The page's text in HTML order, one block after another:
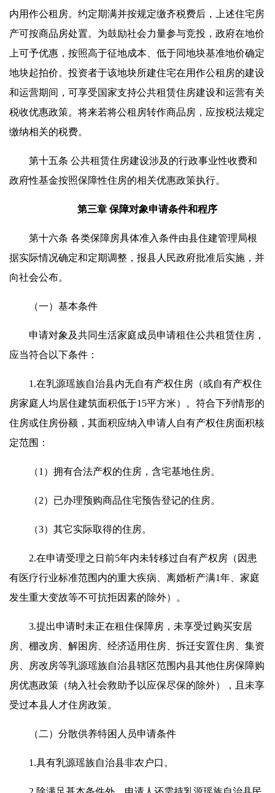
内用作公租房。约定期满并按规定缴齐税费后，上述住宅房
产可按商品房处置。为鼓励社会力量参与竞投，政府在地价
上可予优惠，按照高于征地成本、低于同地块基准地价确定
地块起拍价。投资者于该地块所建住宅在用作公租房的建设
和运营期间，可享受国家支持公共租赁住房建设和运营有关
税收优惠政策。将来若将公租房转作商品房，应按税法规定
缴纳相关的税费。
第十五条 公共租赁住房建设涉及的行政事业性收费和
政府性基金按照保障性住房的相关优惠政策执行。
第三章 保障对象申请条件和程序
第十六条 各类保障房具体准入条件由县住建管理局根
据实际情况确定和定期调整，报县人民政府批准后实施，并
向社会公布。
（一）基本条件
申请对象及共同生活家庭成员申请租住公共租赁住房，
应当符合以下条件：
1.在乳源瑶族自治县内无自有产权住房（或自有产权住
房家庭人均居住建筑面积低于15平方米）。符合下列情形的
住房或住房份额，其面积应纳入申请人自有产权住房面积核
定范围：
（1）拥有合法产权的住房，含宅基地住房。
（2）已办理预购商品住宅预告登记的住房。
（3）其它实际取得的住房。
2.在申请受理之日前5年内未转移过自有产权房（因患
有医疗行业标准范围内的重大疾病、离婚析产满1年、家庭
发生重大变故等不可抗拒因素的除外）。
3.提出申请时未正在租住保障房，未享受过购买安居
房、棚改房、解困房、经济适用住房、拆迁安置住房、集资
房、房改房等乳源瑶族自治县辖区范围内县其他住房保障购
房优惠政策（纳入社会救助予以应保尽保的除外），且未享
受过本县人才住房政策。
（二）分散供养特困人员申请条件
1.具有乳源瑶族自治县非农户口。